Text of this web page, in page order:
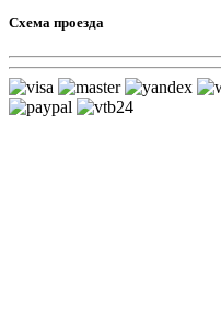
Схема проезда